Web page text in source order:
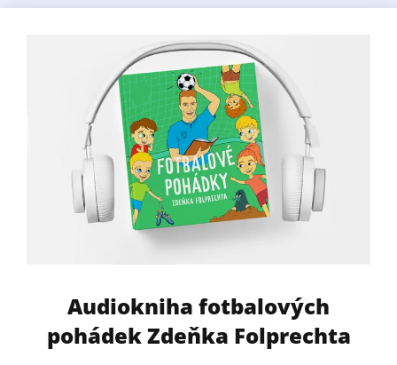
Audiokniha fotbalových
pohádek Zdeňka Folprechta